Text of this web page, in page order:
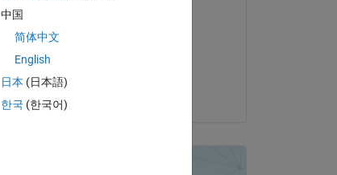
am 30 Mär. 2022
Akzeptiert:
中国
简体中文
English
日本 (日本語)
한국 (한국어)